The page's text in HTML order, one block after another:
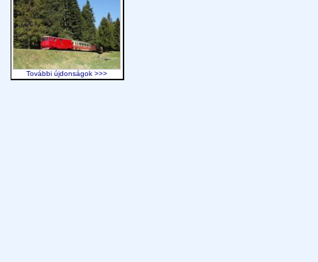
További újdonságok >>>